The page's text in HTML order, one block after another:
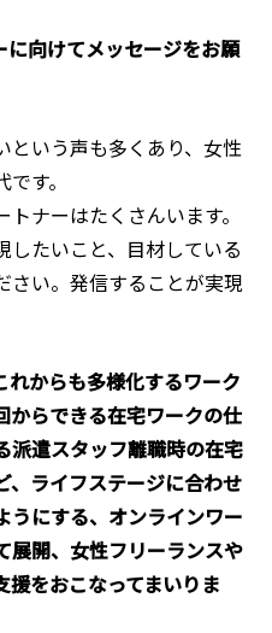
向けてメッセージをお願
という声も多くあり、女性
す。
ナーはたくさんいます。
したいこと、目材している
さい。発信することが実現
からも多様化するワーク
からできる在宅ワークの仕
派遣スタッフ離職時の在宅
、ライフステージに合わせ
うにする、オンラインワー
展開、女性フリーランスや
をおこなってまいりま